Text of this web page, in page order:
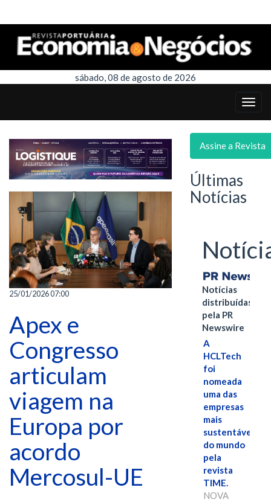
sábado, 08 de agosto de 2026
25/01/2026 07:00
Apex e
Congresso
articulam
viagem na
Europa por
acordo
Mercosul-UE
Assine a Revista
Últimas
Notícias
Notícias
distribuídas
pela PR
Newswire
A
HCLTech
foi
nomeada
uma das
empresas
mais
sustentáveis
do mundo
pela
revista
TIME.
NOVA